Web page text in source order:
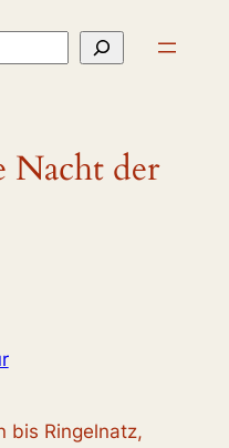
Nacht der
bis Ringelnatz,